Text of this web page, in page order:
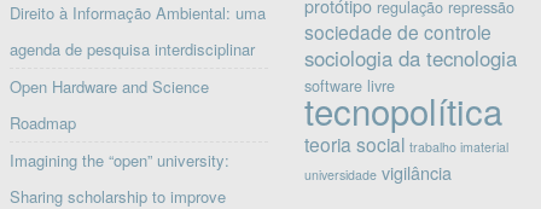
Direito à Informação Ambiental: uma
agenda de pesquisa interdisciplinar
Open Hardware and Science
Roadmap
Imagining the “open” university:
Sharing scholarship to improve
protótipo regulação repressão
sociedade de controle
sociologia da tecnologia
software livre
tecnopolítica
teoria social trabalho imaterial
universidade vigilância